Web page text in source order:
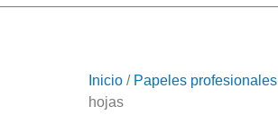
Inicio / Papeles profesionales
hojas